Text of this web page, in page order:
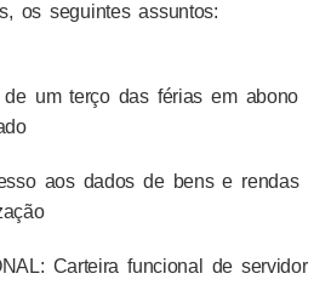
os seguintes assuntos:
de um terço das férias em abono
aos dados de bens e rendas
Carteira funcional de servidor